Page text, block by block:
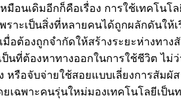
มือนเดิมอีกก็คือเรื่อง การใช้เทคโน
ราะเป็นสิ่งที่หลายคนได้ถูกผลักดันใ
มื่อต้องถูกจำกัดให้สร้างระยะห่างทา
นที่ต้องหาทางออกในการใช้ชีวิต ไม่ว่
หรือจับจ่ายใช้สอยแบบเลี่ยงการสัมผั
เฉพาะคนรุ่นใหม่มองเทคโนโลยีเป็น